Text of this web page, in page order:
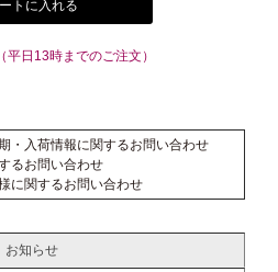
トに入れる
日13時までのご注文）
・入荷情報に関するお問い合わせ
るお問い合わせ
に関するお問い合わせ
お知らせ